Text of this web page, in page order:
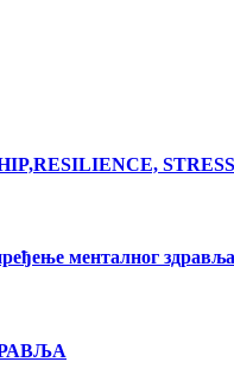
менталног